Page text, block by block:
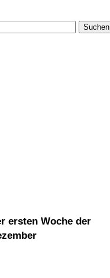
Suchen
ersten Woche der